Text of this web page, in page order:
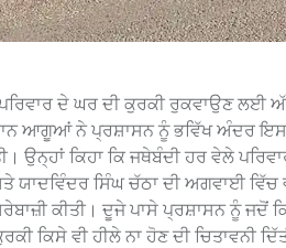
ਦੇ ਘਰ ਦੀ ਕੁਰਕੀ ਰੁਕਵਾਉਣ ਲਈ
ਆਗੂਆਂ ਨੇ ਪ੍ਰਸ਼ਾਸਨ ਨੂੰ ਭਵਿੱਖ ਅੰਦਰ ਇਸ
ਉਨ੍ਹਾਂ ਕਿਹਾ ਕਿ ਜਥੇਬੰਦੀ ਹਰ ਵੇਲੇ
ਯਾਦਵਿੰਦਰ ਸਿੰਘ ਚੱਠਾ ਦੀ ਅਗਵਾਈ ਵਿੱਚ
ਕੀਤੀ। ਦੂਜੇ ਪਾਸੇ ਪ੍ਰਸ਼ਾਸਨ ਨੂੰ ਜਦੋਂ
ਕਿਸੇ ਵੀ ਹੀਲੇ ਨਾ ਹੋਣ ਦੀ